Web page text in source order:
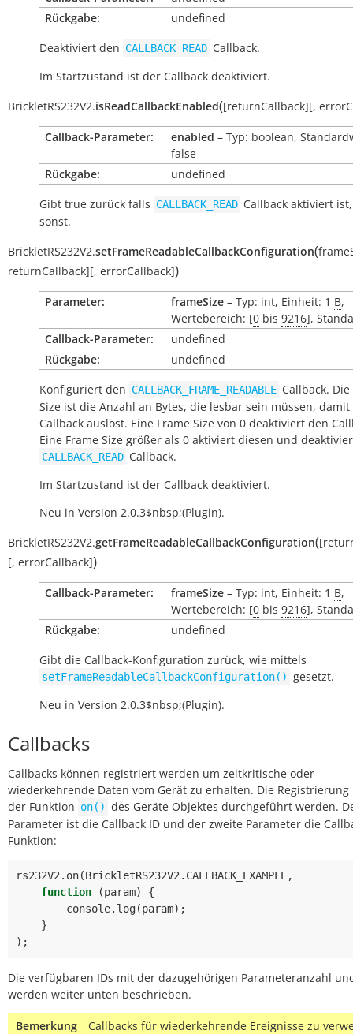
Rückgabe:
undefined
Deaktiviert den CALLBACK_READ Callback.
Im Startzustand ist der Callback deaktiviert.
BrickletRS232V2.isReadCallbackEnabled([returnCallback][,
Callback-Parameter: enabled – Typ: boolean,
false
Rückgabe:
undefined
Gibt true zurück falls CALLBACK_READ Callback aktiviert
sonst.
BrickletRS232V2.setFrameReadableCallbackConfiguration(
returnCallback][, errorCallback])
Parameter: frameSize – Typ: int, Einheit: 1 B,
Wertebereich: [0 bis 9216],
Callback-Parameter:
undefined
Rückgabe:
undefined
Konfiguriert den CALLBACK_FRAME_READABLE Callback.
Size ist die Anzahl an Bytes, die lesbar sein müssen,
Callback auslöst. Eine Frame Size von 0 deaktiviert den
Eine Frame Size größer als 0 aktiviert diesen und
CALLBACK_READ Callback.
Im Startzustand ist der Callback deaktiviert.
Neu in Version 2.0.3$nbsp;(Plugin).
BrickletRS232V2.getFrameReadableCallbackConfiguration([
[, errorCallback])
Callback-Parameter: frameSize – Typ: int, Einheit: 1 B,
Wertebereich: [0 bis 9216],
Rückgabe:
undefined
Gibt die Callback-Konfiguration zurück, wie mittels
setFrameReadableCallbackConfiguration() gesetzt.
Neu in Version 2.0.3$nbsp;(Plugin).
Callbacks
Callbacks können registriert werden um zeitkritische oder
wiederkehrende Daten vom Gerät zu erhalten. Die
der Funktion on() des Geräte Objektes durchgeführt werden.
Parameter ist die Callback ID und der zweite Parameter die
Funktion:
rs232V2 . on(BrickletRS232V2 . CALLBACK_EXAMPLE,
function
(param)
{
console. log(param);
}
);
Die verfügbaren IDs mit der dazugehörigen Parameteranzahl
werden weiter unten beschrieben.
Bemerkung
Callbacks für wiederkehrende Ereignisse zu